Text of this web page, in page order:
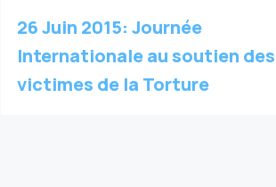
26 Juin 2015: Journée
Internationale au soutien des
victimes de la Torture